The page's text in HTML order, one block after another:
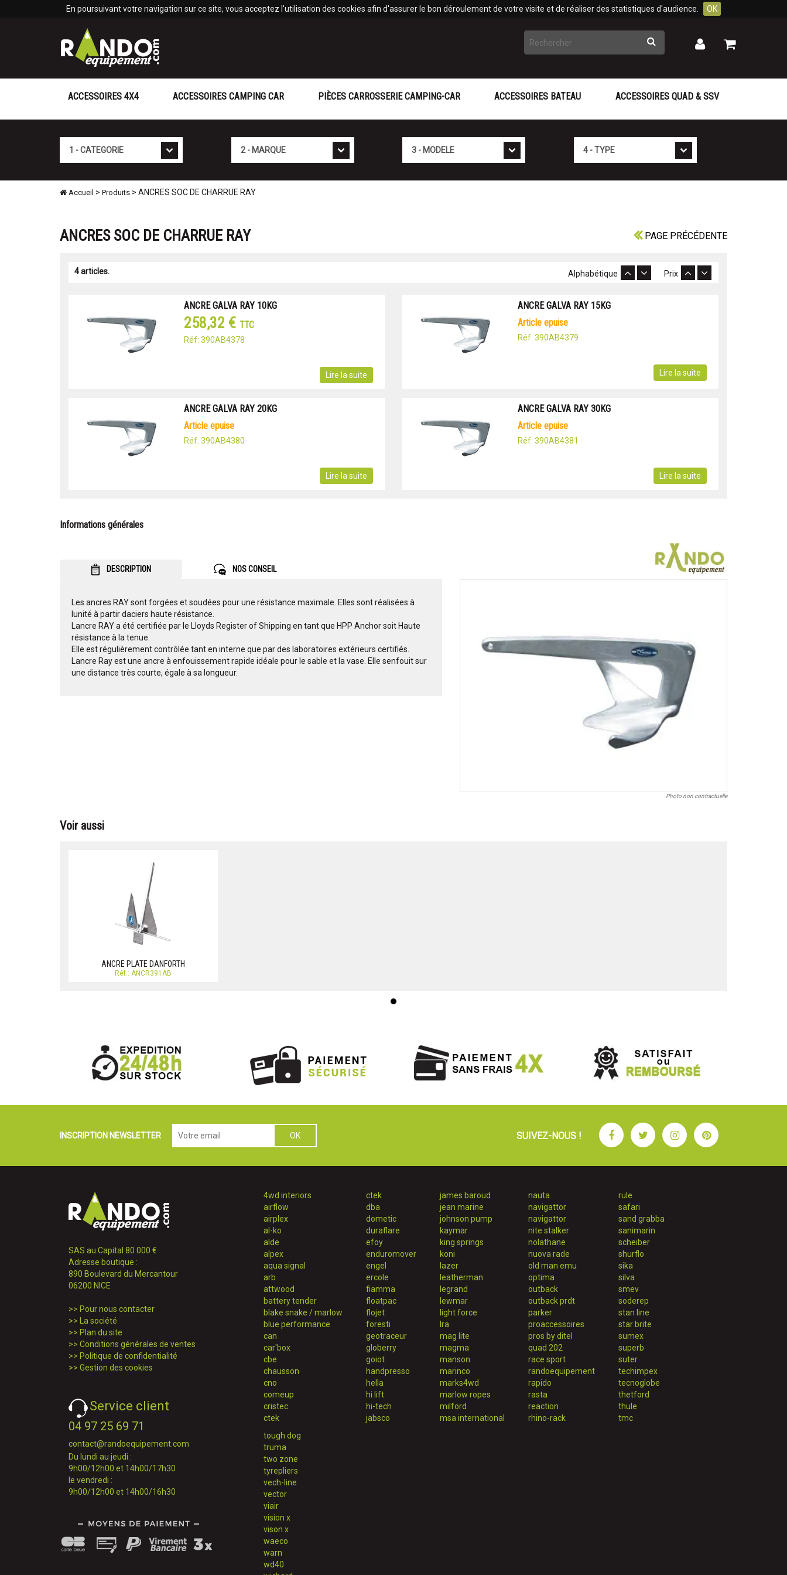
En poursuivant votre navigation sur ce site, vous acceptez l'utilisation des cookies afin d'assurer le bon déroulement de votre visite et de réaliser des statistiques d'audience. OK
Rechercher Mon
Mon
ACCESSOIRES 4X4 ACCESSOIRES CAMPING CAR PIÈCES CARROSSERIE CAMPING-CAR ACCESSOIRES BATEAU ACCESSOIRES QUAD & SSV
Accueil > Produits > ANCRES SOC DE CHARRUE RAY
PAGE PRÉCÉDENTE
ANCRES SOC DE CHARRUE RAY
4 articles. Prix
Alphabétique
ANCRE GALVA RAY 10KG
258,32 € TTC
Réf: 390AB4378
Lire la suite
ANCRE GALVA RAY 15KG
article epuise
Réf: 390AB4379
Lire la suite
ANCRE GALVA RAY 20KG
article epuise
Réf: 390AB4380
Lire la suite
ANCRE GALVA RAY 30KG
article epuise
Réf: 390AB4381
Lire la suite
Informations générales
DESCRIPTION NOS CONSEIL
Les ancres RAY sont forgées et soudées pour une résistance maximale. Elles sont réalisées à
lunité à partir daciers haute résistance.
Lancre RAY a été certifiée par le Lloyds Register of Shipping en tant que HPP Anchor soit Haute
résistance à la tenue.
Elle est régulièrement contrôlée tant en interne que par des laboratoires extérieurs certifiés.
Lancre Ray est une ancre à enfouissement rapide idéale pour le sable et la vase. Elle senfouit sur
une distance très courte, égale à sa longueur.
Photo non contractuelle
Voir aussi
ANCRE PLATE DANFORTH
Réf.: ANCR391AB
INSCRIPTION NEWSLETTER SUIVEZ-NOUS ! FacebookTwitterInstagramPinterest
SAS au Capital 80 000 €
Adresse boutique :
890 Boulevard du Mercantour
06200 NICE
>> Pour nous contacter
>> La société
>> Plan du site
>> Conditions générales de ventes
>> Politique de confidentialité
>> Gestion des cookies
Service client
04 97 25 69 71
contact@randoequipement.com
Du lundi au jeudi :
9h00/12h00 et 14h00/17h30
le vendredi :
9h00/12h00 et 14h00/16h30
4wd interiors
airflow
airplex
al-ko
alde
alpex
aqua signal
arb
attwood
battery tender
blake snake / marlow
blue performance
can
car'box
cbe
chausson
cno
comeup
cristec
ctek
ctek
dba
dometic
duraflare
efoy
enduromover
engel
ercole
fiamma
floatpac
flojet
foresti
geotraceur
globerry
goiot
handpresso
hella
hi lift
hi-tech
jabsco
james baroud
jean marine
johnson pump
kaymar
king springs
koni
lazer
leatherman
legrand
lewmar
light force
lra
mag lite
magma
manson
marinco
marks4wd
marlow ropes
milford
msa international
nauta
navigattor
navigattor
nite stalker
nolathane
nuova rade
old man emu
optima
outback
outback prdt
parker
proaccessoires
pros by ditel
quad 202
race sport
randoequipement
rapido
rasta
reaction
rhino-rack
rule
safari
sand grabba
sanimarin
scheiber
shurflo
sika
silva
smev
soderep
stan line
star brite
sumex
superb
suter
techimpex
tecnoglobe
thetford
thule
tmc
tough dog
truma
two zone
tyrepliers
vech-line
vector
viair
vision x
vison x
waeco
warn
wd40
Panneau de gestion des cookies